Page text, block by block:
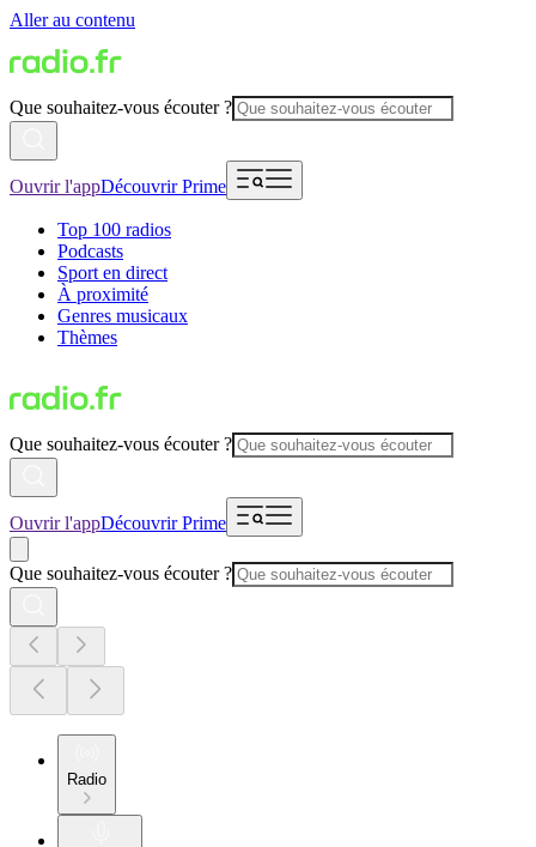
Aller au contenu
Que souhaitez-vous écouter ?
Ouvrir l'appDécouvrir Prime
Top 100 radios
Podcasts
Sport en direct
À proximité
Genres musicaux
Thèmes
Que souhaitez-vous écouter ?
Ouvrir l'appDécouvrir Prime
Que souhaitez-vous écouter ?
Radio